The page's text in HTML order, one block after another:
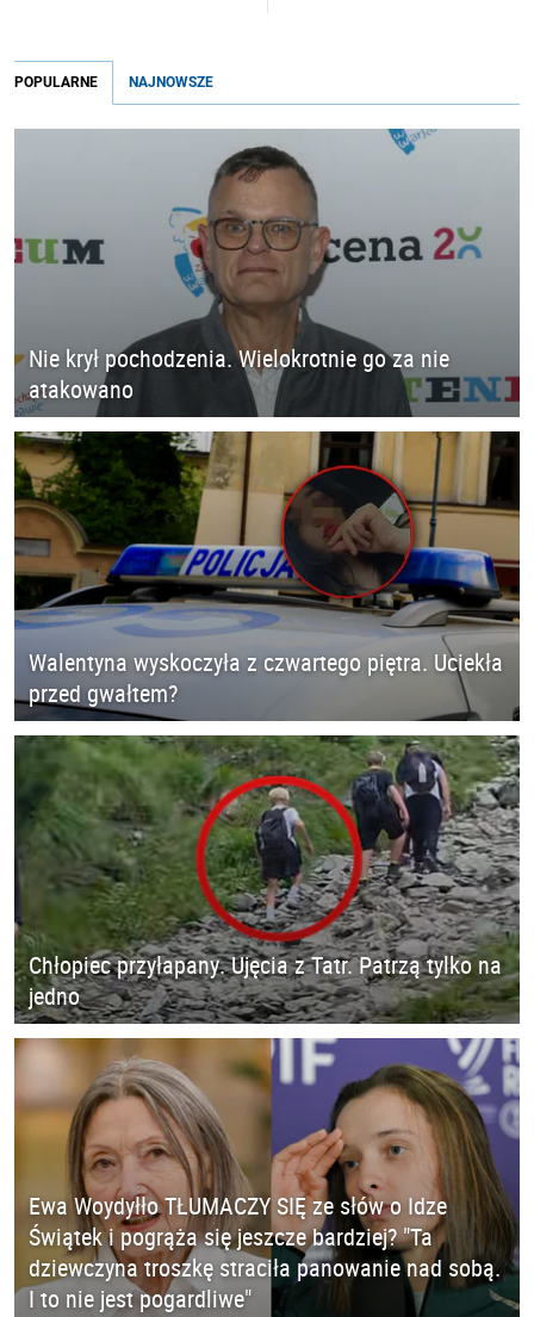
POPULARNE NAJNOWSZE
Nie krył pochodzenia. Wielokrotnie go za nie
atakowano
Walentyna wyskoczyła z czwartego piętra. Uciekła
przed gwałtem?
Chłopiec przyłapany. Ujęcia z Tatr. Patrzą tylko na
jedno
Ewa Woydyłło TŁUMACZY SIĘ ze słów o Idze
Świątek i pogrąża się jeszcze bardziej? "Ta
dziewczyna troszkę straciła panowanie nad sobą.
I to nie jest pogardliwe"